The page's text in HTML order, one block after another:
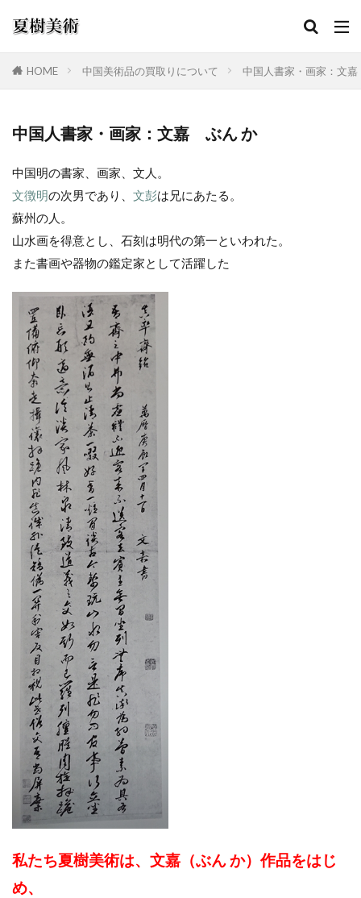
HOME 中国美術品の買取りについて 中国人書家・画家：文
中国人書家・画家：文嘉 ぶん か
中国明の書家、画家、文人。
文徴明の次男であり、 文彭は兄にあたる。
蘇州の人。
山水画を得意とし、石刻は明代の第一といわれた。
また書画や器物の鑑定家として活躍した
私たち夏樹美術は、文嘉（ぶん か）作品をはじ
め、
カテゴリー